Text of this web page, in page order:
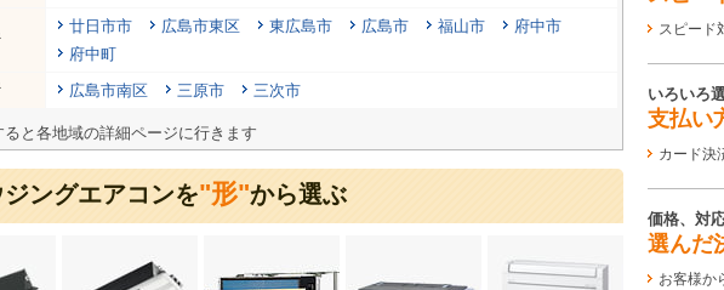
廿日市市 広島市東区 東広島市 広島市 福山市
府中市
府中町
広島市南区 三原市 三次市
ると各地域の詳細ページに行きます
ングエアコンを"形"から選ぶ
スピード
いろいろ
支払い
カード決
価格、対
選んだ
お客様か